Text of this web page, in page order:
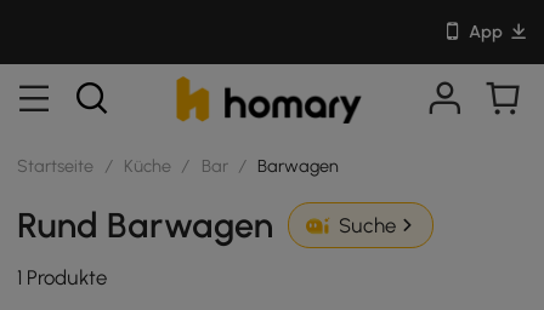
App
Startseite / Küche / Bar / Barwagen
Rund Barwagen Suche
1 Produkte